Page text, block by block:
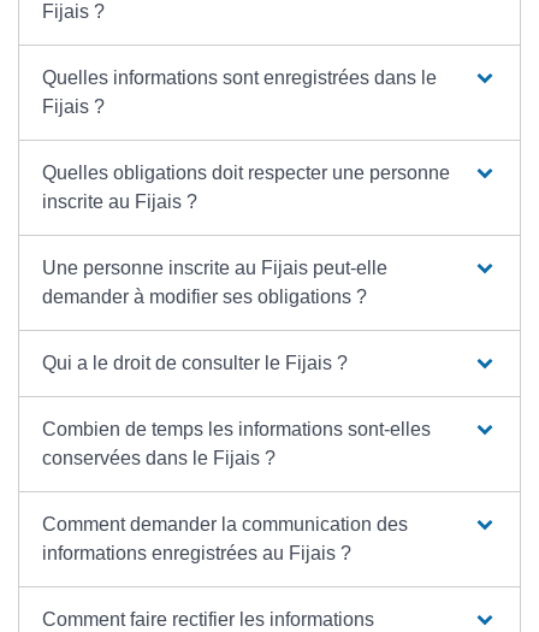
Fijais ?
Quelles informations sont enregistrées dans le
Fijais ?
Quelles obligations doit respecter une personne
inscrite au Fijais ?
Une personne inscrite au Fijais peut-elle
demander à modifier ses obligations ?
Qui a le droit de consulter le Fijais ?
Combien de temps les informations sont-elles
conservées dans le Fijais ?
Comment demander la communication des
informations enregistrées au Fijais ?
Comment faire rectifier les informations